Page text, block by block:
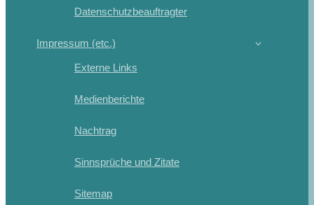
Datenschutzbeauftragter
Impressum (etc.)
Externe Links
Medienberichte
Nachtrag
Sinnsprüche und Zitate
Sitemap